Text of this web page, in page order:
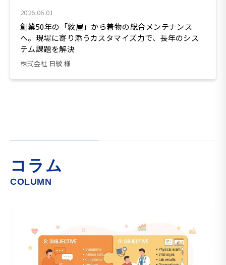
2026.06.01
創業50年の「紋屋」から着物の総合メンテナンス
へ。現場に寄り添うカスタマイズ力で、長年のシス
テム課題を解決
株式会社 日紋 様
COLUMN
コラム